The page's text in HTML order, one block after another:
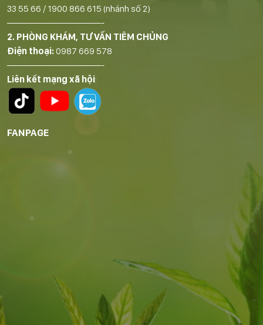
33 55 66 / 1900 866 615 (nhánh số 2)
——————————-
2. PHÒNG KHÁM, TƯ VẤN TIÊM CHỦNG
Điện thoại:0987 669 578
——————————-
Liên kết mạng xã hội:
FANPAGE